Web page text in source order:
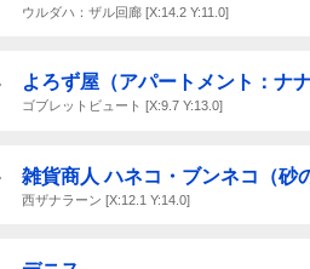
ウルダハ：ザル回廊 [X:14.2 Y:11.0]
よろず屋（アパートメント：ナ
ゴブレットビュート [X:9.7 Y:13.0]
雑貨商人 ハネコ・ブンネコ（砂
西ザナラーン [X:12.1 Y:14.0]